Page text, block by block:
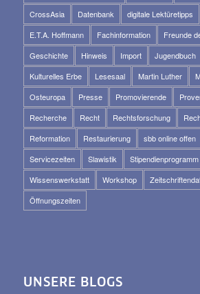
CrossAsia
Datenbank digitale Lektüretipps
E.T.A. Hoffmann
Fachinformation
Freunde
Geschichte
Hinweis Import Jugendbuch
Kulturelles Erbe
Lesesaal Martin Luther
Osteuropa
Presse Promovierende
Recherche
Recht Rechtsforschung
Reformation
Restaurierung sbb online offen
Servicezeiten
Slawistik Stipendienprogramm
Wissenswerkstatt
Workshop
Öffnungszeiten
UNSERE BLOGS